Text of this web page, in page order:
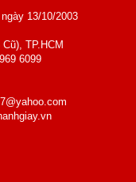
13/10/2003
TP.HCM
6099